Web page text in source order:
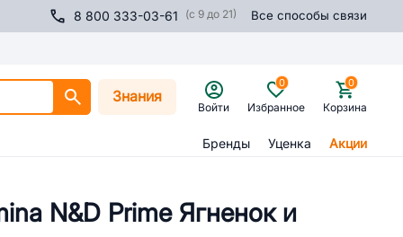
8 800 333-03-61 (с 9 до 21) Все способы связи
Знания
Войти Избранное
0
Корзина
0
Бренды Уценка Акции
N&D Prime Ягненок и